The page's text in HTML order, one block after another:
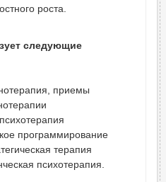
роста.
следующие
приемы
программирование
терапия
психотерапия.